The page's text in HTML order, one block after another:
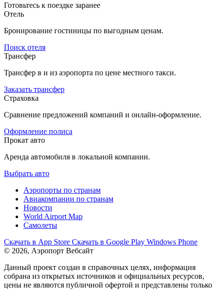
Готовьтесь к поездке заранее
Отель
Бронирование гостиницы по выгодным ценам.
Поиск отеля
Трансфер
Трансфер в и из аэропорта по цене местного такси.
Заказать трансфер
Страховка
Сравнение предложений компаний и онлайн-оформление.
Оформление полиса
Прокат авто
Аренда автомобиля в локальной компании.
Выбрать авто
Аэропорты по странам
Авиакомпании по странам
Новости
World Airport Map
Самолеты
Скачать в App Store Скачать в Google Play Windows Phone
© 2026, Аэропорт Вебсайт
Данный проект создан в справочных целях, информация
собрана из открытых источников и официальных ресурсов,
цены не являются публичной офертой и представлены только